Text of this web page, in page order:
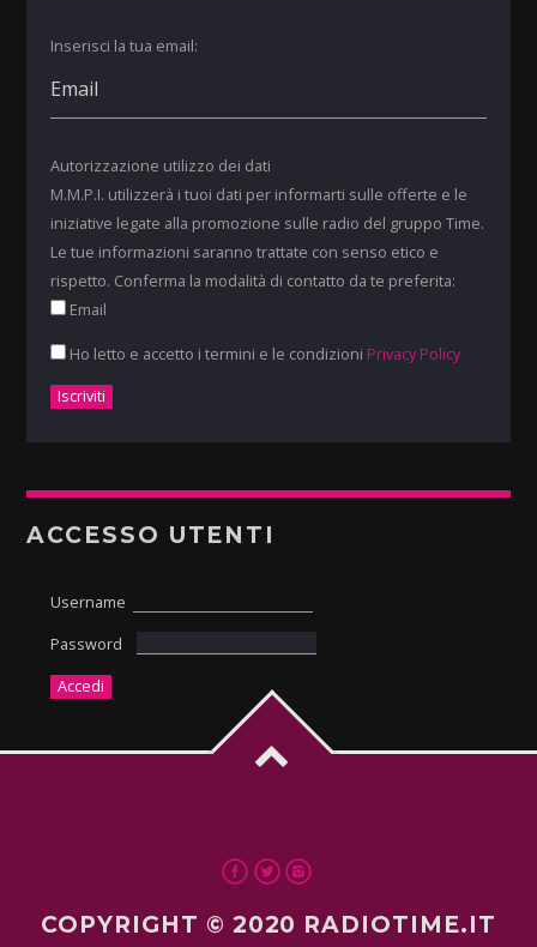
Inserisci la tua email:
Autorizzazione utilizzo dei dati
M.M.P.I. utilizzerà i tuoi dati per informarti sulle offerte e le
iniziative legate alla promozione sulle radio del gruppo Time.
Le tue informazioni saranno trattate con senso etico e
rispetto. Conferma la modalità di contatto da te preferita:
Email
Ho letto e accetto i termini e le condizioni Privacy Policy
ACCESSO UTENTI
Username
Password
COPYRIGHT © 2020 RADIOTIME.IT